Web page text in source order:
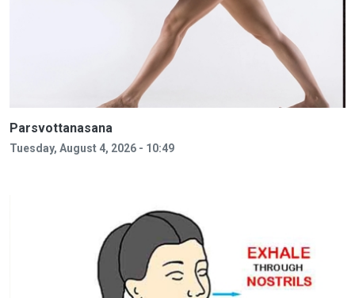
Parsvottanasana
Tuesday, August 4, 2026 - 10:49